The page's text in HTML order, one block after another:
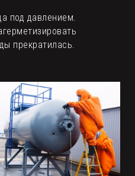
под давлением.
прекратилась.